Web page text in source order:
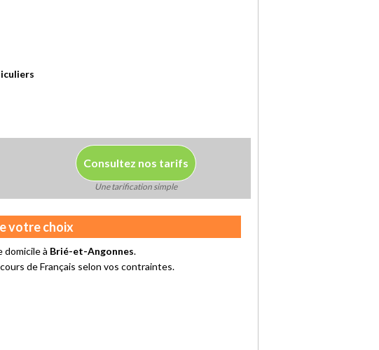
Consultez nos tarifs
Une tarification simple
votre choix
domicile à Brié-et-Angonnes.
de Français selon vos contraintes.